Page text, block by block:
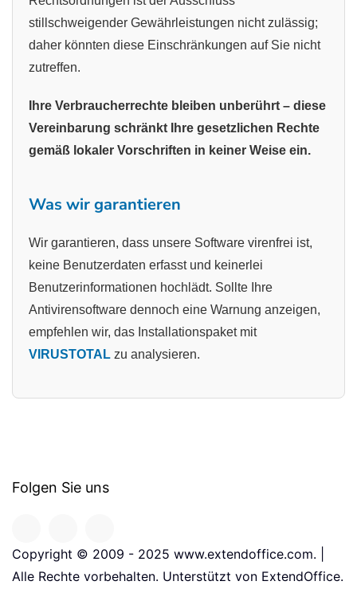
stillschweigender Gewährleistungen nicht zulässig;
daher könnten diese Einschränkungen auf Sie nicht
zutreffen.
Ihre Verbraucherrechte bleiben unberührt – diese
Vereinbarung schränkt Ihre gesetzlichen Rechte
gemäß lokaler Vorschriften in keiner Weise ein.
Was wir garantieren
Wir garantieren, dass unsere Software virenfrei ist,
keine Benutzerdaten erfasst und keinerlei
Benutzerinformationen hochlädt. Sollte Ihre
Antivirensoftware dennoch eine Warnung anzeigen,
empfehlen wir, das Installationspaket mit
VIRUSTOTAL zu analysieren.
Folgen Sie uns
Copyright © 2009 - 2025 www.extendoffice.com. |
Alle Rechte vorbehalten. Unterstützt von ExtendOffice.